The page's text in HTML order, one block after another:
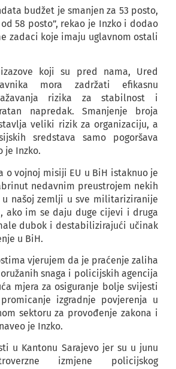
budžet je smanjen za 53 posto,
58 posto”, rekao je Inzko i dodao
zadaci koje imaju uglavnom ostali
koji su pred nama, Ured
mora zadržati efikasnu
rizika za stabilnost i
napredak. Smanjenje broja
veliki rizik za organizaciju, a
sredstava samo pogoršava
je Inzko.
o vojnoj misiji EU u BiH istaknuo je
nedavnim preustrojem nekih
našoj zemlji u sve militariziranije
ako im se daju duge cijevi i druga
dubok i destabilizirajući učinak
u BiH.
vjerujem da je praćenje zaliha
snaga i policijskih agencija
mjera za osiguranje bolje svijesti
izgradnje povjerenja u
sektoru za provođenje zakona i
je Inzko.
u Kantonu Sarajevo jer su u junu
izmjene policijskog